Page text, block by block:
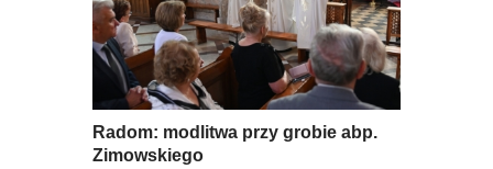
Radom: modlitwa przy grobie abp.
Zimowskiego